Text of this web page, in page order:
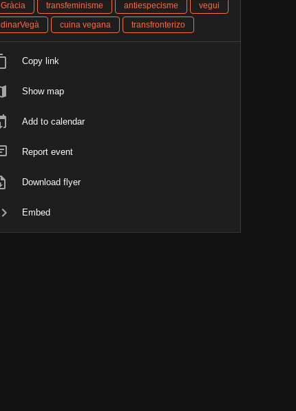
Gràcia transfeminisme antiespecisme
vegui
dinarVegà
cuina vegana transfronterizo
Copy link
Show map
Add to calendar
Report event
Download flyer
Embed